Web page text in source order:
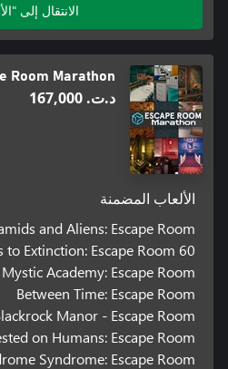
الانتقال إلى
Room Marathon
د.ت.‏ 167,000
الألعاب المضمنة
and Aliens: Escape Room
60 Minutes to Extinction: Escape Room
Mystic Academy: Escape Room
Between Time: Escape Room
Manor - Escape Room
on Humans: Escape Room
Syndrome: Escape Room